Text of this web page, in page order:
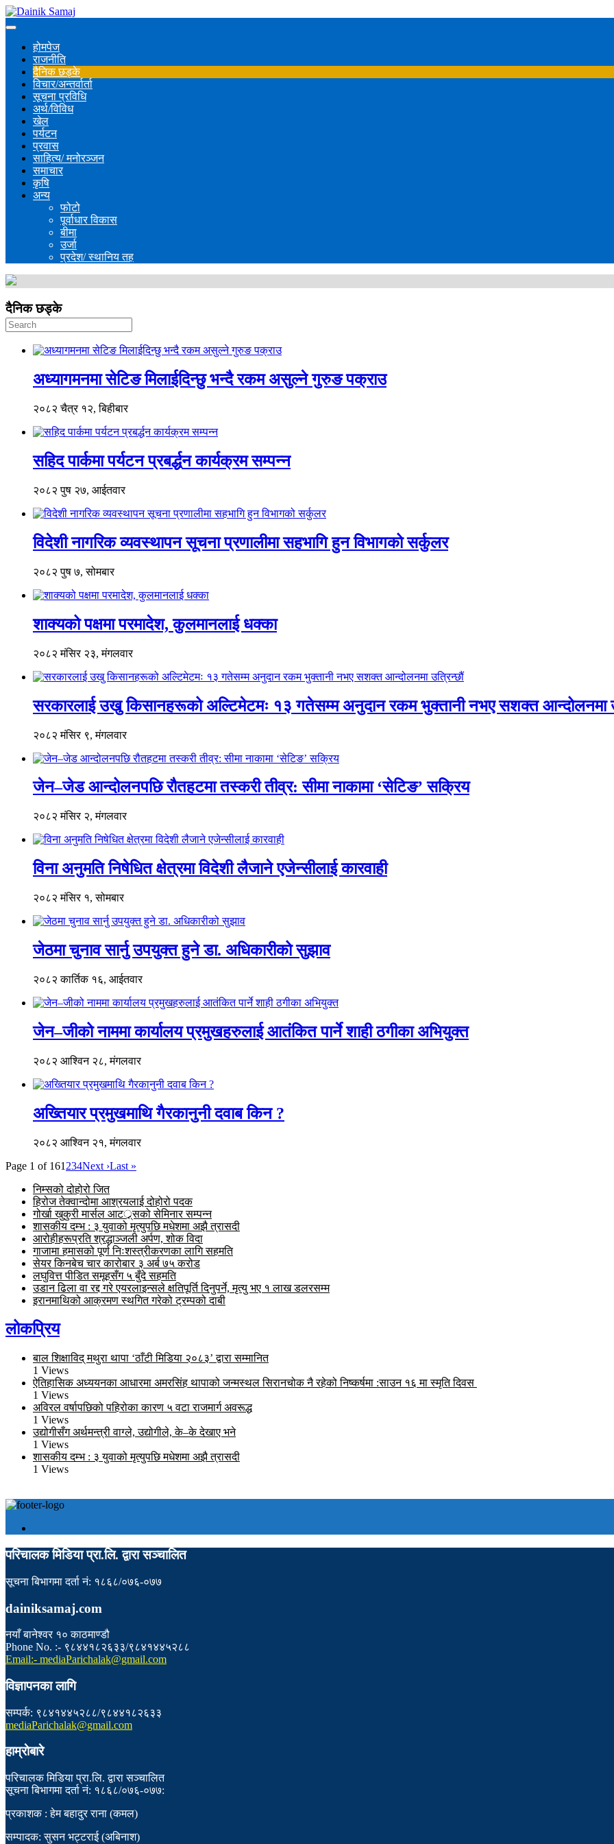
होमपेज
राजनीति
दैनिक छड्के
विचार/अन्तर्वार्ता
सूचना प्रविधि
अर्थ/विविध
खेल
पर्यटन
प्रवास
साहित्य/ मनोरञ्जन
समाचार
कृषि
अन्य
फोटो
पूर्वाधार विकास
बीमा
उर्जा
प्रदेश/ स्थानिय तह
दैनिक छड्के
अध्यागमनमा सेटिङ मिलाईदिन्छु भन्दै रकम असुल्ने गुरुङ पक्राउ
२०८२ चैत्र १२, बिहीबार
सहिद पार्कमा पर्यटन प्रबर्द्धन कार्यक्रम सम्पन्न
२०८२ पुष २७, आईतवार
विदेशी नागरिक व्यवस्थापन सूचना प्रणालीमा सहभागि हुन विभागको सर्कुलर
२०८२ पुष ७, सोमबार
शाक्यको पक्षमा परमादेश, कुलमानलाई धक्का
२०८२ मंसिर २३, मंगलवार
सरकारलाई उखु किसानहरूको अल्टिमेटमः १३ गतेसम्म अनुदान रकम भुक्तानी नभए सशक्त आन्दोलनमा
२०८२ मंसिर ९, मंगलवार
जेन–जेड आन्दोलनपछि रौतहटमा तस्करी तीव्र: सीमा नाकामा ‘सेटिङ’ सक्रिय
२०८२ मंसिर २, मंगलवार
विना अनुमति निषेधित क्षेत्रमा विदेशी लैजाने एजेन्सीलाई कारवाही
२०८२ मंसिर १, सोमबार
जेठमा चुनाव सार्नु उपयुक्त हुने डा. अधिकारीको सुझाव
२०८२ कार्तिक १६, आईतवार
जेन–जीको नाममा कार्यालय प्रमुखहरुलाई आतंकित पार्ने शाही ठगीका अभियुक्त
२०८२ आश्विन २८, मंगलवार
अख्तियार प्रमुखमाथि गैरकानुनी दवाब किन ?
२०८२ आश्विन २१, मंगलवार
Page 1 of 161 234Next ›Last »
निम्सको दोहोरो जित
हिरोज तेक्वान्दोमा आश्रयलाई दोहोरो पदक
गोर्खा खुकुरी मार्सल आटर््र्सको सेमिनार सम्पन्न
शासकीय दम्भ : ३ युवाको मृत्युपछि मधेशमा अझै त्रासदी
आरोहीहरूप्रति श्रद्धाञ्जली अर्पण, शोक विदा
गाजामा हमासको पूर्ण निःशस्त्रीकरणका लागि सहमति
सेयर किनबेच चार कारोबार ३ अर्ब ७५ करोड
लघुवित्त पीडित समूहसँग ५ बुँदे सहमति
उडान ढिला वा रद्द गरे एयरलाइन्सले क्षतिपूर्ति दिनुपर्ने, मृत्यु भए १ लाख डलरसम्म
इरानमाथिको आक्रमण स्थगित गरेको ट्रम्पको दाबी
लोकप्रिय
बाल शिक्षाविद् मथुरा थापा ‘ठाँटी मिडिया २०८३’ द्वारा सम्मानित
1 Views
ऐतिहासिक अध्ययनका आधारमा अमरसिंह थापाको जन्मस्थल सिरानचोक नै रहेको निष्कर्षमा :साउन १६ मा स्मृति दिवस
1 Views
अविरल वर्षापछिको पहिरोका कारण ५ वटा राजमार्ग अवरूद्ध
1 Views
उद्योगीसँग अर्थमन्त्री वाग्ले, उद्योगीले, के–के देखाए भने
1 Views
शासकीय दम्भ : ३ युवाको मृत्युपछि मधेशमा अझै त्रासदी
1 Views
परिचालक मिडिया प्रा.लि. द्वारा सञ्चालित
सूचना बिभागमा दर्ता नं: १८६८/०७६-०७७
dainiksamaj.com
नयाँ बानेश्वर १० काठमाण्डौ
Phone No. :- ९८४४१८२६३३/९८४१४४५२८८
Email:- mediaParichalak@gmail.com
विज्ञापनका लागि
सम्पर्क: ९८४१४४५२८८/९८४४१८२६३३
mediaParichalak@gmail.com
हाम्राेबारे
परिचालक मिडिया प्रा.लि. द्वारा सञ्चालित
सूचना बिभागमा दर्ता नं: १८६८/०७६-०७७:
प्रकाशक : हेम बहादुर राना (कमल)
सम्पादक: सुसन भट्टराई (अबिनाश)